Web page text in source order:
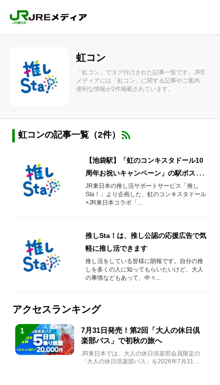
虹コン
「虹コン」でタグ付けされた記事一覧です。JRE
メディアには「虹コン」に関する記事やご案内、
便利な情報が2件掲載されています。
虹コンの記事一覧（2件）
【池袋駅】「虹のコンキスタドール10
周年お祝いキャンペーン」の駅ポスタ
ー掲出場所を構内図でご案内！
JR東日本の推し活サポートサービス「推し
Sta！」より企画した、虹のコンキスタドール
×JR東日本コラボ「...
推しSta！は、推し公認の応援広告で気
軽に推し活できます
推し活をしている皆様に朗報です。自分の推
しを多くの人に知ってもらいたいけど、大人
の事情などもあって、中々...
アクセスランキング
1
7月31日発売！第2回「大人の休日倶
楽部パス」で初秋の旅へ
JR東日本では、大人の休日倶楽部会員限定の
「大人の休日倶楽部パス」を2026年7月31日